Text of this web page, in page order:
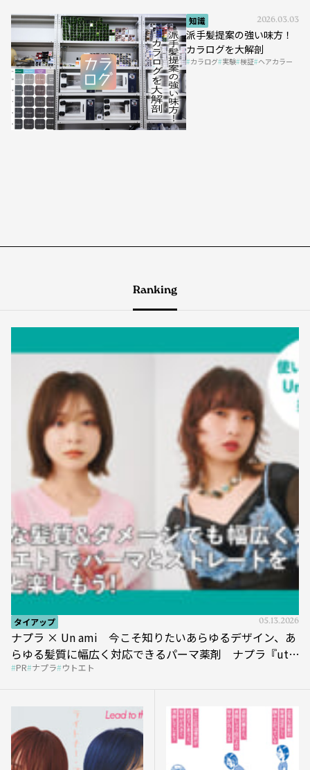
知識 2026.03.03
派手髪提案の強い味方！
カラログを大解剖
カラログ 実験 検証 ヘアカラー
Ranking
タイアップ 05.13.2026
ナプラ × Un ami 今こそ知りたいあらゆるデザイン、あ
らゆる髪質に幅広く対応できるパーマ薬剤 ナプラ『ut-
et』
PR ナプラ ウトエト